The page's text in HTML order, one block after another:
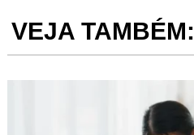
VEJA TAMBÉM: